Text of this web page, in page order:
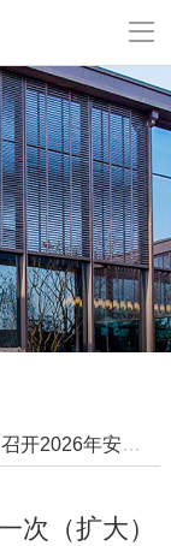

（扩大）会议暨2025年度安全生产工作总结大会
次（扩大）